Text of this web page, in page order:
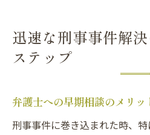
迅速な刑事事件解
ステップ
弁護士への早期相談のメリッ
刑事事件に巻き込まれた時、